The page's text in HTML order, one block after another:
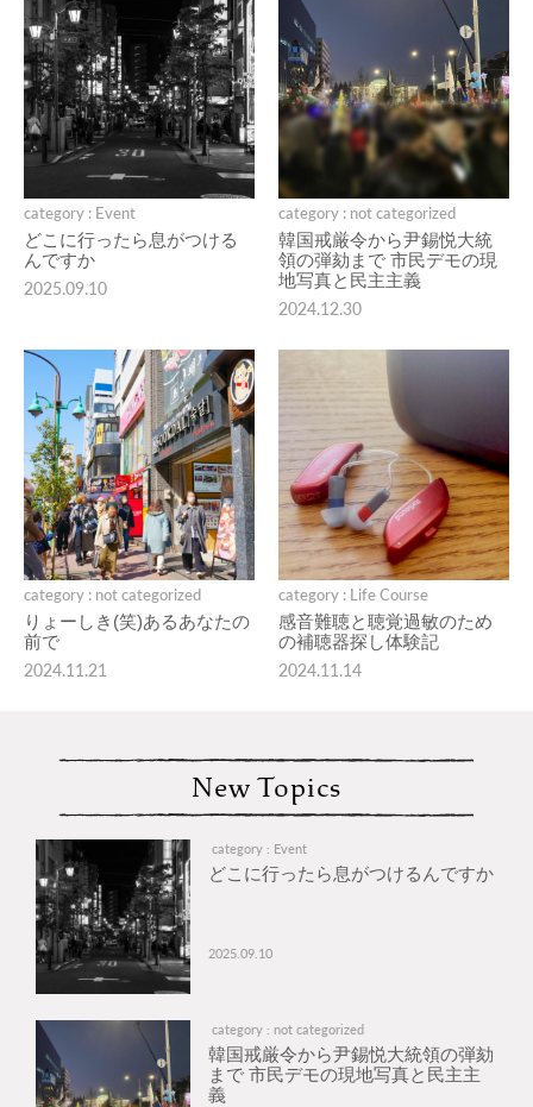
category : Event
どこに行ったら息がつける
んですか
2025.09.10
category : not categorized
韓国戒厳令から尹錫悦大統
領の弾劾まで 市民デモの現
地写真と民主主義
2024.12.30
category : not categorized
りょーしき(笑)あるあなたの
前で
2024.11.21
category : Life Course
感音難聴と聴覚過敏のため
の補聴器探し体験記
2024.11.14
New Topics
category : Event
どこに行ったら息がつけるんですか
2025.09.10
category : not categorized
韓国戒厳令から尹錫悦大統領の弾劾
まで 市民デモの現地写真と民主主
義